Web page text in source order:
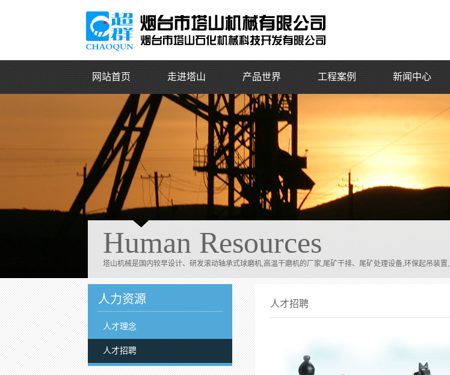
网站首页 走进塔山
公司简介
产品世界
顶管机
NSD泥水平衡顶管机
TYD土压平衡顶管机
SYD岩石顶管机
TPJD土压平衡矩形顶管
机
土压泥水两用平衡顶管机
配套设备
振动筛
旋流器
浓缩机
启动装置
其他选矿
给矿设备
过滤设备
工程案例 新闻中心
行业动态
Human Resources
塔山机械是国内较早设计、研发滚动轴承式球磨机,高温干磨机的厂家,尾矿干排、尾矿处理设备,环保起吊装
人力资源
人才理念
人才招聘
人才招聘